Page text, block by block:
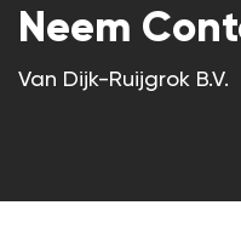
Neem
Van Dijk-Ruijgrok B.V.